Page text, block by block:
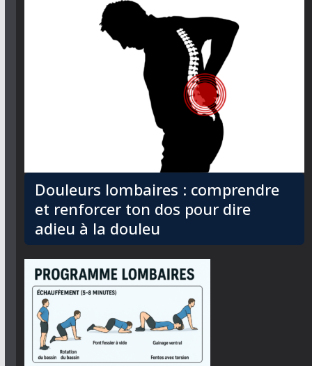
Douleurs lombaires : comprendre
et renforcer ton dos pour dire
adieu à la douleu